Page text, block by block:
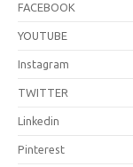
FACEBOOK
YOUTUBE
Instagram
TWITTER
Linkedin
Pinterest